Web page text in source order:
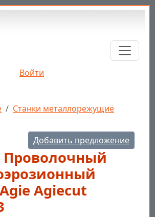
содержанию
Войти
Станки металлорежущие
Добавить предложение
Проволочный
Agiecut